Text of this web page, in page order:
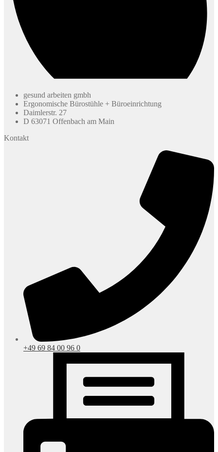
gesund arbeiten gmbh
Ergonomische Bürostühle + Büroeinrichtung
Daimlerstr. 27
D 63071 Offenbach am Main
Kontakt
+49 69 84 00 96 0